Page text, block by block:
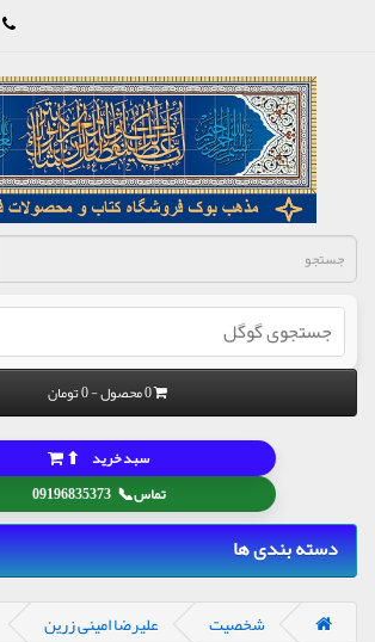
0 محصول - 0 تومان
تماس📞
09196835373
سبد خرید ⬆
دسته بندی ها
شخصیت علیرضا امینی زرین